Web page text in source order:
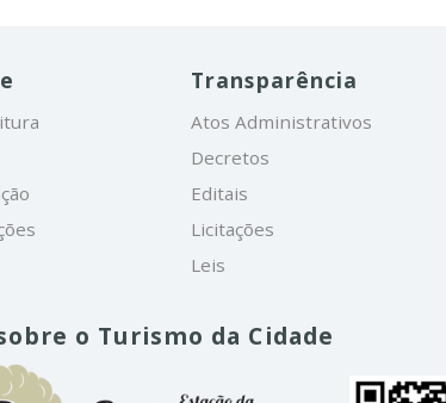
Transparência
Atos Administrativos
Decretos
Editais
Licitações
Leis
o Turismo da Cidade